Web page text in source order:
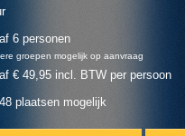
6 personen
groepen mogelijk op aanvraag
€ 49,95 incl. BTW per persoon
plaatsen mogelijk